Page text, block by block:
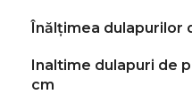
Înălțimea dulapurilor
Inaltime dulapuri de
cm